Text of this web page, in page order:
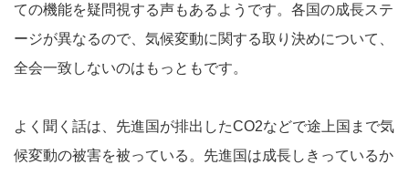
ての機能を疑問視する声もあるようです。各国の成長ステ
ージが異なるので、気候変動に関する取り決めについて、
全会一致しないのはもっともです。
よく聞く話は、先進国が排出したCO2などで途上国まで気
候変動の被害を被っている。先進国は成長しきっているか